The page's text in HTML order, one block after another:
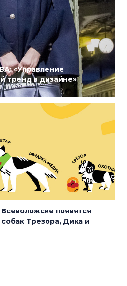
«Управление
тренд в дизайне»
появятся
Трезора, Дика и